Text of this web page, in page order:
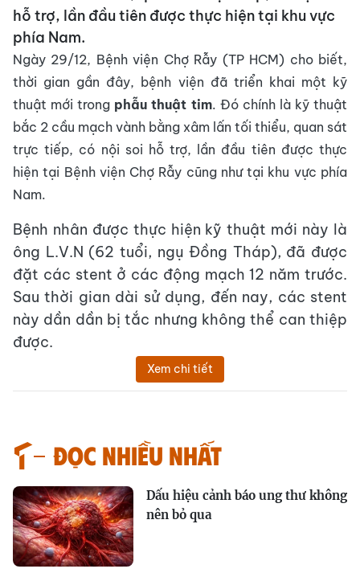
hỗ trợ, lần đầu tiên được thực hiện tại khu vực
phía Nam.
Ngày 29/12, Bệnh viện Chợ Rẫy (TP HCM) cho biết,
thời gian gần đây, bệnh viện đã triển khai một kỹ
thuật mới trong phẫu thuật tim. Đó chính là kỹ thuật
bắc 2 cầu mạch vành bằng xâm lấn tối thiểu, quan sát
trực tiếp, có nội soi hỗ trợ, lần đầu tiên được thực
hiện tại Bệnh viện Chợ Rẫy cũng như tại khu vực phía
Nam.
Bệnh nhân được thực hiện kỹ thuật mới này là
ông L.V.N (62 tuổi, ngụ Đồng Tháp), đã được
đặt các stent ở các động mạch 12 năm trước.
Sau thời gian dài sử dụng, đến nay, các stent
này dần dần bị tắc nhưng không thể can thiệp
được.
Xem chi tiết
Đọc nhiều nhất
Dấu hiệu cảnh báo ung thư không
nên bỏ qua